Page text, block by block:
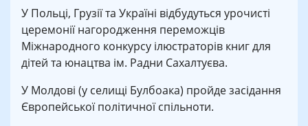
У Польці, Грузії та Україні відбудуться урочисті
церемонії нагородження переможців
Міжнародного конкурсу ілюстраторів книг для
дітей та юнацтва ім. Радни Сахалтуєва.
У Молдові (у селищі Булбоака) пройде засідання
Європейської політичної спільноти.